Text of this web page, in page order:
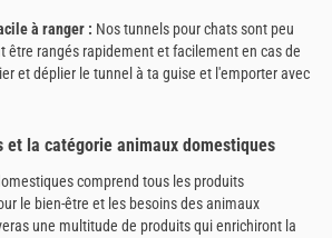
à ranger : Nos tunnels pour chats sont peu
être rangés rapidement et facilement en cas de
et déplier le tunnel à ta guise et l'emporter avec
et la catégorie animaux domestiques
comprend tous les produits
le bien-être et les besoins des animaux
une multitude de produits qui enrichiront la